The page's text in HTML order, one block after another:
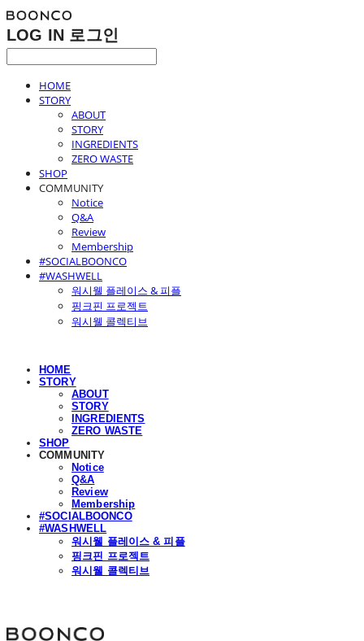
LOG IN 로그인
HOME
STORY
ABOUT
STORY
INGREDIENTS
ZERO WASTE
SHOP
COMMUNITY
Notice
Q&A
Review
Membership
#SOCIALBOONCO
#WASHWELL
워시웰 플레이스 & 피플
핑크핀 프로젝트
워시웰 콜렉티브
HOME
STORY
ABOUT
STORY
INGREDIENTS
ZERO WASTE
SHOP
COMMUNITY
Notice
Q&A
Review
Membership
#SOCIALBOONCO
#WASHWELL
워시웰 플레이스 & 피플
핑크핀 프로젝트
워시웰 콜렉티브